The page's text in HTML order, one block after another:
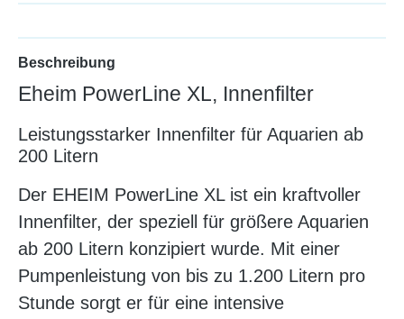
Beschreibung
Eheim PowerLine XL, Innenfilter
Leistungsstarker Innenfilter für Aquarien ab
200 Litern
Der EHEIM PowerLine XL ist ein kraftvoller
Innenfilter, der speziell für größere Aquarien
ab 200 Litern konzipiert wurde. Mit einer
Pumpenleistung von bis zu 1.200 Litern pro
Stunde sorgt er für eine intensive